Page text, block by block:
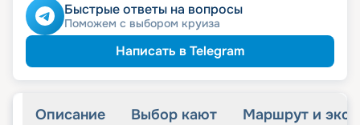
Быстрые ответы на вопросы
Поможем с выбором круиза
Написать в Telegram
Описание Выбор кают Маршрут и